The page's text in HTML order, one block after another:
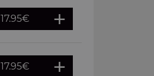
17.95€
17.95€